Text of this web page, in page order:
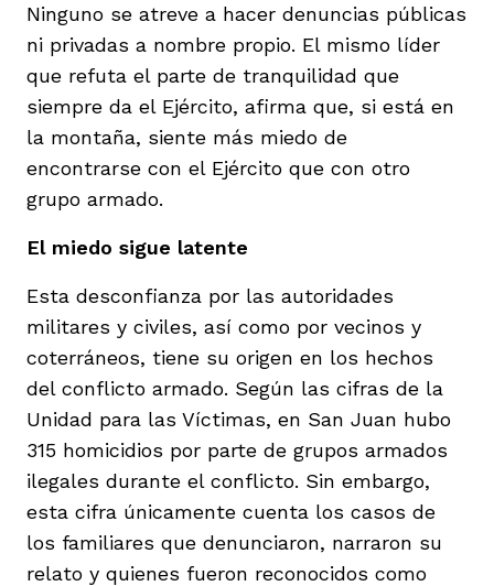
Ninguno se atreve a hacer denuncias públicas
ni privadas a nombre propio. El mismo líder
que refuta el parte de tranquilidad que
siempre da el Ejército, afirma que, si está en
la montaña, siente más miedo de
encontrarse con el Ejército que con otro
grupo armado.
El miedo sigue latente
Esta desconfianza por las autoridades
militares y civiles, así como por vecinos y
coterráneos, tiene su origen en los hechos
del conflicto armado. Según las cifras de la
Unidad para las Víctimas, en San Juan hubo
315 homicidios por parte de grupos armados
ilegales durante el conflicto. Sin embargo,
esta cifra únicamente cuenta los casos de
los familiares que denunciaron, narraron su
relato y quienes fueron reconocidos como